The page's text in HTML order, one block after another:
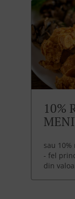
10%
sau
- fel
din